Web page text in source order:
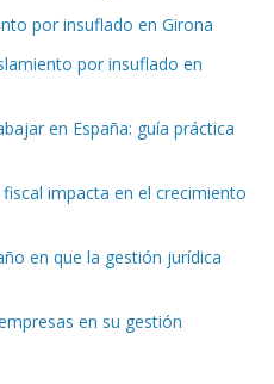
por insuflado en Girona
por insuflado en
en España: guía práctica
impacta en el crecimiento
en que la gestión jurídica
en su gestión